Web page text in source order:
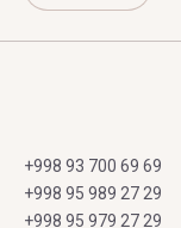
+998 93 700 69 69
+998 95 989 27 29
+998 95 979 27 29